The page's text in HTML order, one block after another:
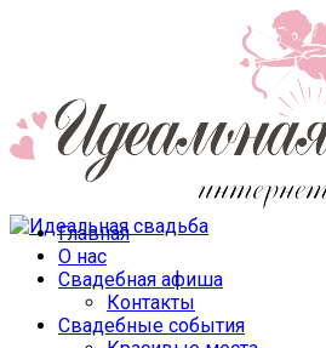
Главная
О нас
Свадебная афиша
Контакты
Свадебные события